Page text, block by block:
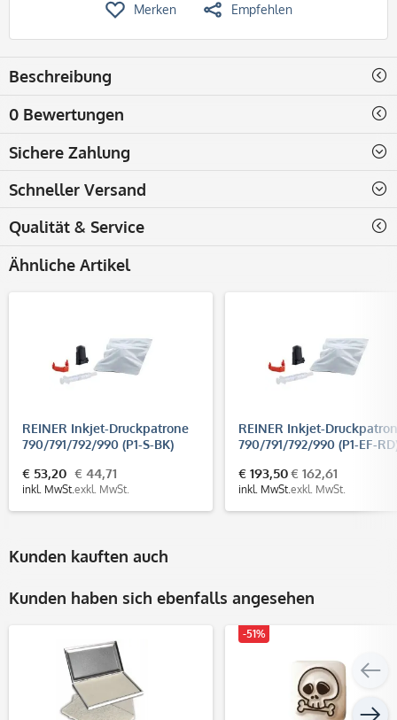
Merken Empfehlen
Beschreibung
0 Bewertungen
Sichere Zahlung
Schneller Versand
Qualität & Service
Ähnliche Artikel
REINER Inkjet-Druckpatrone
790/791/792/990 (P1-S-BK)
€ 53,20
inkl. MwSt.
€ 44,71
exkl. MwSt.
REINER Inkjet-
790/791/792/990 (P1-EF-
€ 193,50
inkl. MwSt.
€ 162,61
exkl. MwSt.
Kunden kauften auch
Kunden haben sich ebenfalls angesehen
-51%